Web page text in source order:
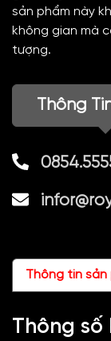
sản phẩm này
không gian mà
tượng.
Thông
Thông tin sản
Thông số